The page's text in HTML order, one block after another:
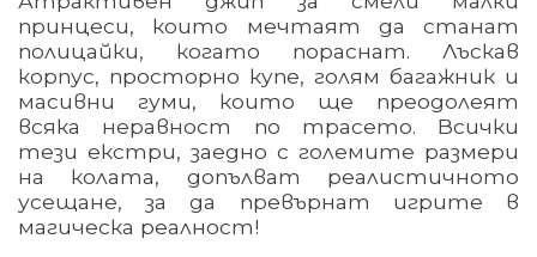
принцеси, които мечтаят да станат
полицайки, когато пораснат. Лъскав
корпус, просторно купе, голям багажник и
масивни гуми, които ще преодолеят
всяка неравност по трасето. Всички
тези екстри, заедно с големите размери
на колата, допълват реалистичното
усещане, за да превърнат игрите в
магическа реалност!